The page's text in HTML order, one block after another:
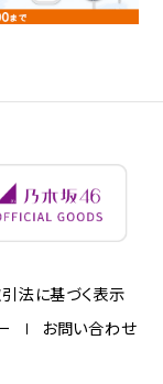
法に基づく表示
お問い合わせ